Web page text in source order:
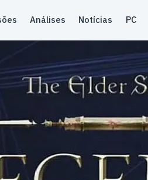
Análises Notícias PC